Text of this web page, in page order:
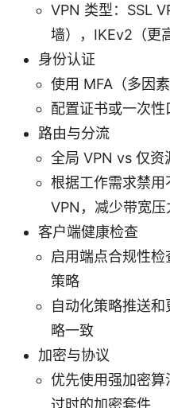
VPN 类型：SSL
墙），IKEv2（更
身份认证
使用 MFA（多因
配置证书或一次
路由与分流
全局 VPN vs 仅资
根据工作需求禁
VPN，减少带宽压
客户端健康检查
启用端点合规性
策略
自动化策略推送
略一致
加密与协议
优先使用强加密
过时的加密套件